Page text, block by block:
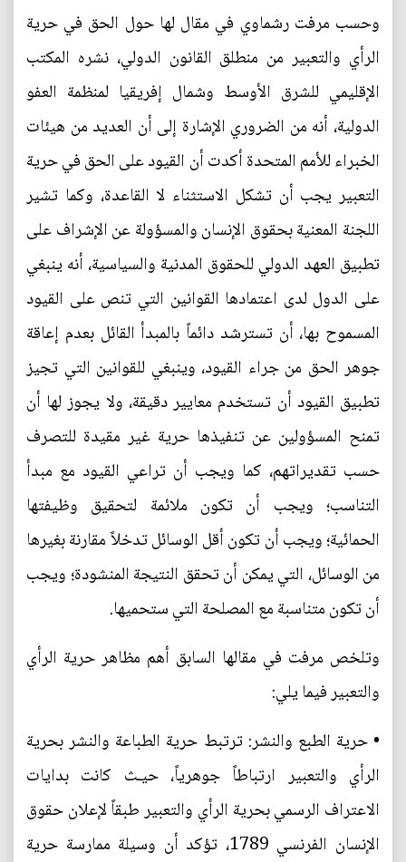
وحسب مرفت رشماوي في مقال لها حول الحق في حرية
الرأي والتعبير من منطلق القانون الدولي، نشره المكتب
الإقليمي للشرق الأوسط وشمال إفريقيا لمنظمة العفو
الدولية، أنه من الضروري الإشارة إلى أن العديد من هيئات
الخبراء للأمم المتحدة أكدت أن القيود على الحق في حرية
التعبير يجب أن تشكل الاستثناء لا القاعدة، وكما تشير
اللجنة المعنية بحقوق الإنسان والمسؤولة عن الإشراف على
تطبيق العهد الدولي للحقوق المدنية والسياسية، أنه ينبغي
على الدول لدى اعتمادها القوانين التي تنص على القيود
المسموح بها، أن تسترشد دائماً بالمبدأ القائل بعدم إعاقة
جوهر الحق من جراء القيود، وينبغي للقوانين التي تجيز
تطبيق القيود أن تستخدم معايير دقيقة، ولا يجوز لها أن
تمنح المسؤولين عن تنفيذها حرية غير مقيدة للتصرف
حسب تقديراتهم، كما ويجب أن تراعي القيود مع مبدأ
التناسب؛ ويجب أن تكون ملائمة لتحقيق وظيفتها
الحمائية؛ ويجب أن تكون أقل الوسائل تدخلاً مقارنة بغيرها
من الوسائل، التي يمكن أن تحقق النتيجة المنشودة؛ ويجب
أن تكون متناسبة مع المصلحة التي ستحميها.
وتلخص مرفت في مقالها السابق أهم مظاهر حرية الرأي
والتعبير فيما يلي:
• حرية الطبع والنشر: ترتبط حرية الطباعة والنشر بحرية
الرأي والتعبير ارتباطاً جوهرياً، حيـث كانت بدايات
الاعتراف الرسمي بحرية الرأي والتعبير طبقاً لإعلان حقوق
الإنسان الفرنسي 1789، تؤكد أن وسيلة ممارسة حرية